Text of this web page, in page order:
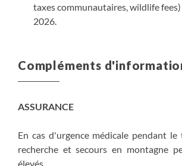
taxes communautaires, wildlife
2026.
Compléments
ASSURANCE
En cas d'urgence médicale pendant
recherche et secours en montagne
élevés.